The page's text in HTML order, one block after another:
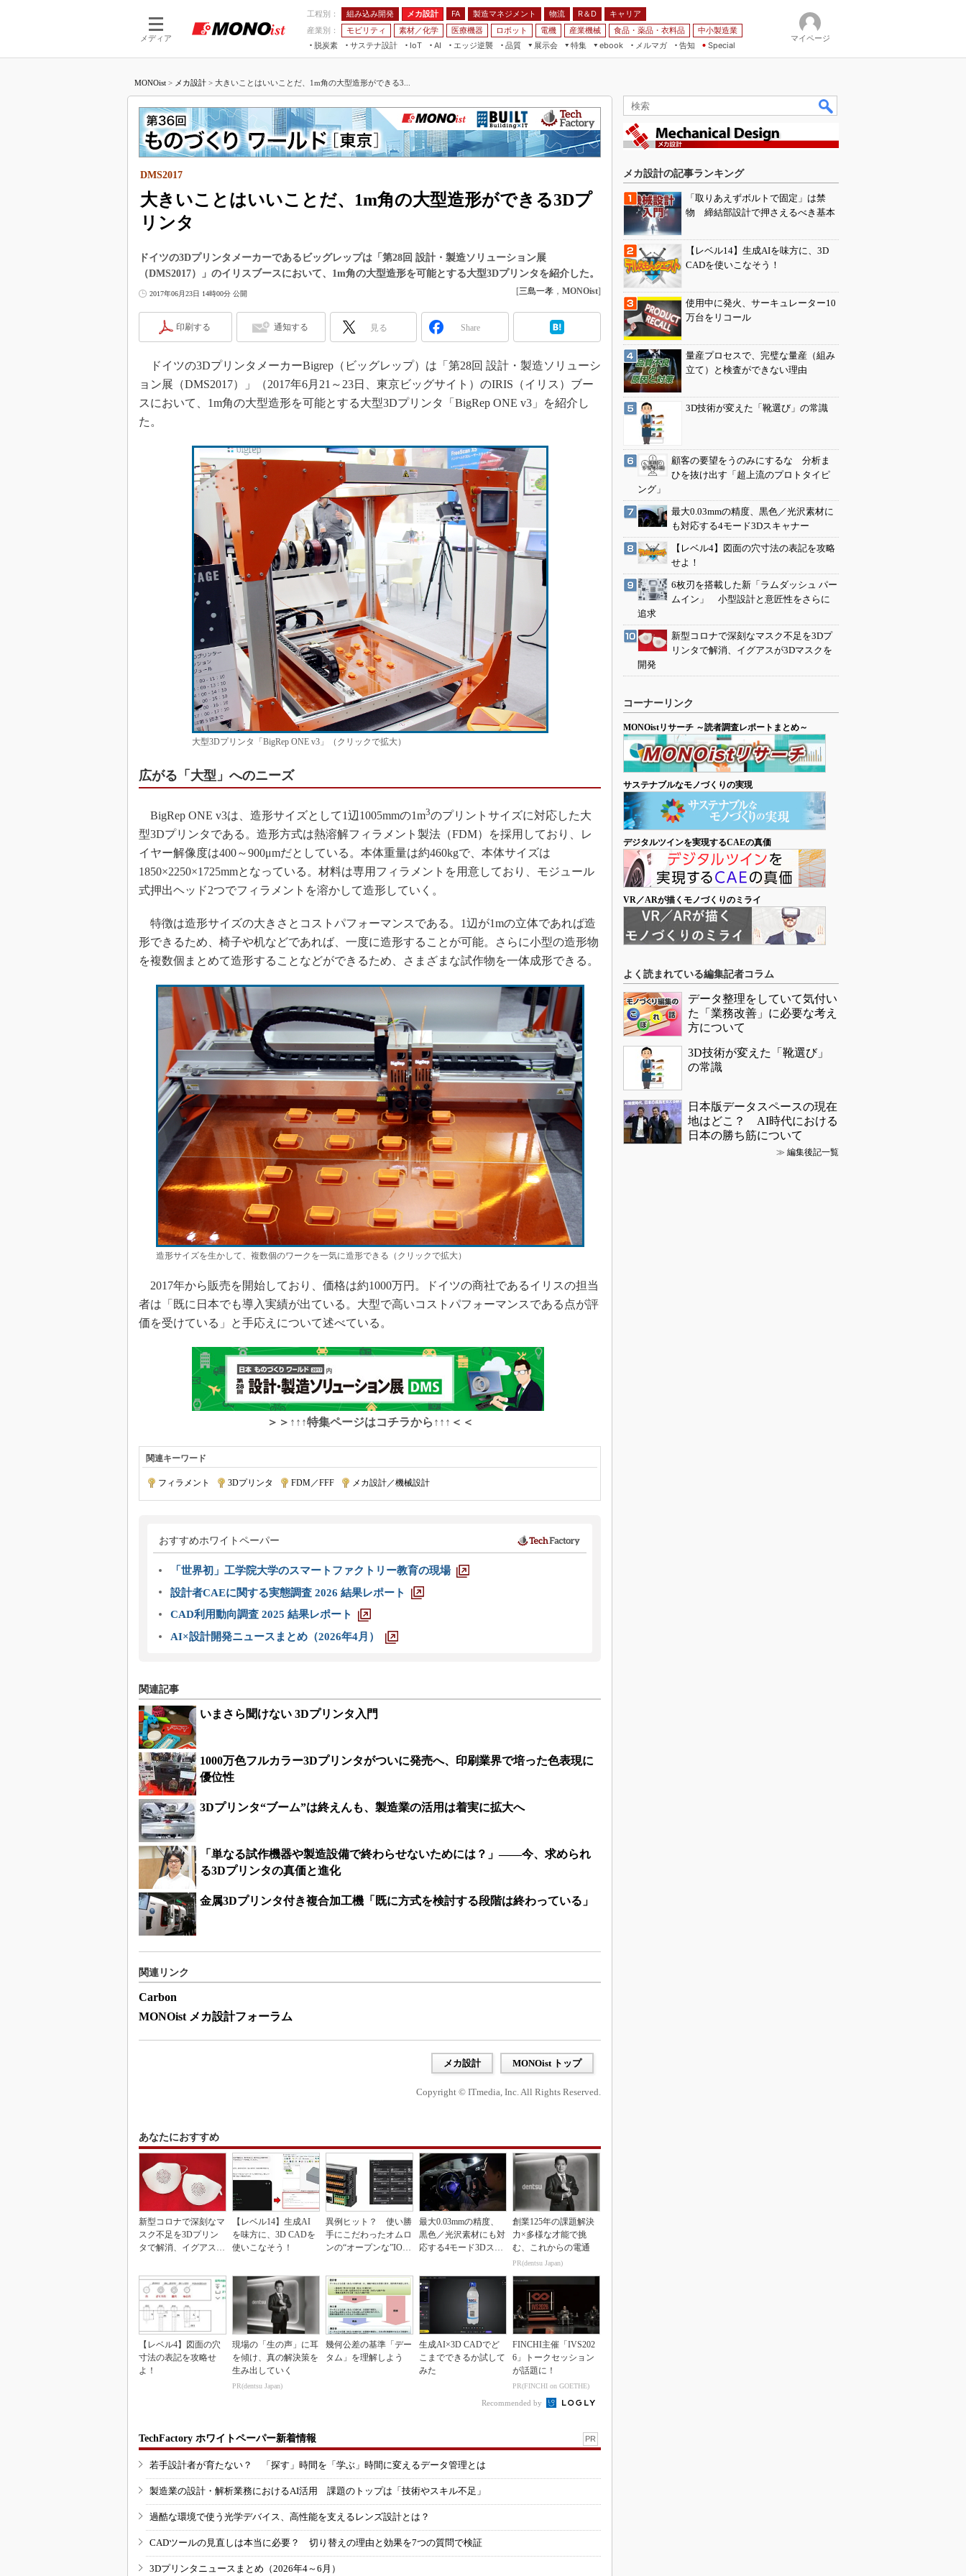
メディア
工程別： 組み込み開発 メカ設計 FA 製造マネジメント 物流 R＆D
キャリア
産業別：
モビリティ 素材／化学 医療機器 ロボット 電機 産業機械 食品・薬品・衣料品
中小製造業
脱炭素
サステナ設計
IoT
つながる工場
つながるサービス
AI
AI×設備保全
Physical AI
エッジ逆襲 品質
展示会
JIMTOF
組込み/エッジ コンピューティング
展＆IoT/5Gソリューション展
IIFES
国際ロボット展
TECHNO-FRONTIER
EdgeTech+
AUTOMOTIVE WORLD
産業オープンネット展
特集
5G
VR／AR
フィールドサービス
組み込み画像技術
車載ソフト開発
3Dプリンタ
S＆OP
インダストリー4.0
メイドインジャパン
植物工場
知財マネジメント
海外生産
グローバル設計・開発
制御セキュリティ
新型コロナへの対応
ebook
製造マネジメント
FA
モビリティ
メルマガ
告知 Special
マイページ
MONOist > メカ設計 > 大きいことはいいことだ、1m角の大型造形ができる3...
大きいことはいいことだ、1m角の大型造形ができる3Dプ
リンタ
DMS2017
ドイツの3Dプリンタメーカーであるビッグレップは「第28回 設計・製造ソリューション展
（DMS2017）」のイリスブースにおいて、1m角の大型造形を可能とする大型3Dプリンタを紹介した。
2017年06月23日 14時00分 公開 [三島一孝 ， MONOist]
印刷する 通知する 見る Share
ドイツの3DプリンタメーカーBigrep（ビッグレップ）は「第28回 設計・製造ソリューシ
ョン展（DMS2017）」（2017年6月21～23日、東京ビッグサイト）のIRIS（イリス）ブー
スにおいて、1m角の大型造形を可能とする大型3Dプリンタ「BigRep ONE v3」を紹介し
た。
大型3Dプリンタ「BigRep ONE v3」（クリックで拡大）
広がる「大型」へのニーズ
BigRep ONE v3は、造形サイズとして1辺1005mmの1m3のプリントサイズに対応した大
型3Dプリンタである。造形方式は熱溶解フィラメント製法（FDM）を採用しており、レ
イヤー解像度は400～900μmだとしている。本体重量は約460kgで、本体サイズは
1850×2250×1725mmとなっている。材料は専用フィラメントを用意しており、モジュール
式押出ヘッド2つでフィラメントを溶かして造形していく。
特徴は造形サイズの大きさとコストパフォーマンスである。1辺が1mの立体であれば造
形できるため、椅子や机などであれば、一度に造形することが可能。さらに小型の造形物
を複数個まとめて造形することなどができるため、さまざまな試作物を一体成形できる。
造形サイズを生かして、複数個のワークを一気に造形できる（クリックで拡大）
2017年から販売を開始しており、価格は約1000万円。ドイツの商社であるイリスの担当
者は「既に日本でも導入実績が出ている。大型で高いコストパフォーマンスである点が評
価を受けている」と手応えについて述べている。
＞＞↑↑↑特集ページはコチラから↑↑↑＜＜
関連キーワード
フィラメント 3Dプリンタ FDM／FFF メカ設計／機械設計
おすすめホワイトペーパー
「世界初」工学院大学のスマートファクトリー教育の現場
設計者CAEに関する実態調査 2026 結果レポート
CAD利用動向調査 2025 結果レポート
AI×設計開発ニュースまとめ（2026年4月）
関連記事
いまさら聞けない 3Dプリンタ入門
1000万色フルカラー3Dプリンタがついに発売へ、印刷業界で培った色表現に
優位性
3Dプリンタ“ブーム”は終えんも、製造業の活用は着実に拡大へ
「単なる試作機器や製造設備で終わらせないためには？」――今、求められ
る3Dプリンタの真価と進化
金属3Dプリンタ付き複合加工機「既に方式を検討する段階は終わっている」
関連リンク
Carbon
MONOist メカ設計フォーラム
メカ設計 MONOist トップ
Copyright © ITmedia, Inc. All Rights Reserved.
あなたにおすすめ
新型コロナで深刻なマ
スク不足を3Dプリン
タで解消、イグアスが
【レベル14】生成AI
を味方に、3D CADを
使いこなそう！
異例ヒット？ 使い勝
手にこだわったオムロ
ンの“オープンな”IO-L
最大0.03mmの精度、
黒色／光沢素材にも対
応する4モード3Dスキ
創業125年の課題解決
力×多様な才能で挑
む、これからの電通
PR(dentsu Japan)
【レベル4】図面の穴
寸法の表記を攻略せ
よ！
現場の「生の声」に耳
を傾け、真の解決策を
生み出していく
PR(dentsu Japan)
幾何公差の基準「デー
タム」を理解しよう
生成AI×3D CADでど
こまでできるか試して
みた
FINCHI主催「IVS202
6」トークセッション
が話題に！
PR(FINCHI on GOETHE)
Recommended by
TechFactory ホワイトペーパー新着情報 PR
若手設計者が育たない？ 「探す」時間を「学ぶ」時間に変えるデータ管理とは
製造業の設計・解析業務におけるAI活用 課題のトップは「技術やスキル不足」
過酷な環境で使う光学デバイス、高性能を支えるレンズ設計とは？
CADツールの見直しは本当に必要？ 切り替えの理由と効果を7つの質問で検証
3Dプリンタニュースまとめ（2026年4～6月）
メカ設計の記事ランキング
「取りあえずボルトで固定」は禁
物 締結部設計で押さえるべき基本
【レベル14】生成AIを味方に、3D
CADを使いこなそう！
使用中に発火、サーキュレーター10
万台をリコール
量産プロセスで、完璧な量産（組み
立て）と検査ができない理由
3D技術が変えた「靴選び」の常識
顧客の要望をうのみにするな 分析ま
ひを抜け出す「超上流のプロトタイピ
ング」
最大0.03mmの精度、黒色／光沢素材に
も対応する4モード3Dスキャナー
【レベル4】図面の穴寸法の表記を攻略
せよ！
6枚刃を搭載した新「ラムダッシュ パー
ムイン」 小型設計と意匠性をさらに
追求
新型コロナで深刻なマスク不足を3Dプ
リンタで解消、イグアスが3Dマスクを
開発
コーナーリンク
MONOistリサーチ ～読者調査レポートまとめ～
サステナブルなモノづくりの実現
デジタルツインを実現するCAEの真価
VR／ARが描くモノづくりのミライ
よく読まれている編集記者コラム
データ整理をしていて気付い
た「業務改善」に必要な考え
方について
3D技術が変えた「靴選び」
の常識
日本版データスペースの現在
地はどこ？ AI時代における
日本の勝ち筋について
≫ 編集後記一覧